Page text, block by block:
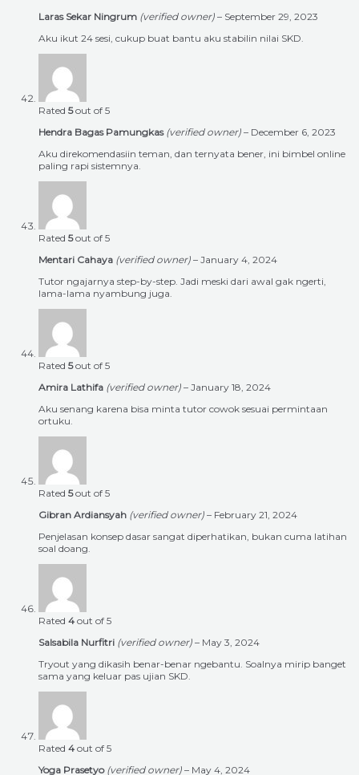
Laras Sekar Ningrum (verified owner) – September 29, 2023
Aku ikut 24 sesi, cukup buat bantu aku stabilin nilai SKD.
Rated 5out of 5
Hendra Bagas Pamungkas (verified owner) – December 6, 2023
Aku direkomendasiin teman, dan ternyata bener, ini bimbel online
paling rapi sistemnya.
Rated 5out of 5
Mentari Cahaya (verified owner) – January 4, 2024
Tutor ngajarnya step-by-step. Jadi meski dari awal gak ngerti,
lama-lama nyambung juga.
Rated 5out of 5
Amira Lathifa (verified owner) – January 18, 2024
Aku senang karena bisa minta tutor cowok sesuai permintaan
ortuku.
Rated 5out of 5
Gibran Ardiansyah (verified owner) – February 21, 2024
Penjelasan konsep dasar sangat diperhatikan, bukan cuma latihan
soal doang.
Rated 4 out of 5
Salsabila Nurfitri (verified owner) – May 3, 2024
Tryout yang dikasih benar-benar ngebantu. Soalnya mirip banget
sama yang keluar pas ujian SKD.
Rated 4 out of 5
Yoga Prasetyo (verified owner) – May 4, 2024